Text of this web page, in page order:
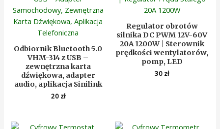
Odbiornik Bluetooth 5.0
VHM-314 z USB –
zewnętrzna karta
dźwiękowa, adapter
audio, aplikacja Sinilink
20 zł
Regulator obrotów
silnika DC PWM 12V-60V
20A 1200W | Sterownik
prędkości wentylatorów,
pomp, LED
30 zł